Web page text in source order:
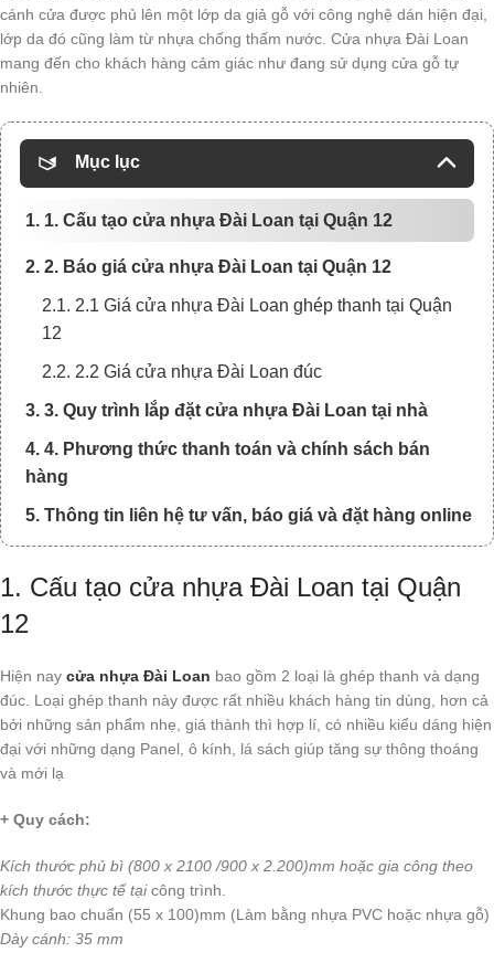
cánh cửa được phủ lên một lớp da giả gỗ với công nghệ dán hiện đại,
lớp da đó cũng làm từ nhựa chống thấm nước. Cửa nhựa Đài Loan
mang đến cho khách hàng cảm giác như đang sử dụng cửa gỗ tự
nhiên.
Mục lục
1. 1. Cấu tạo cửa nhựa Đài Loan tại Quận 12
2. 2. Báo giá cửa nhựa Đài Loan tại Quận 12
2.1. 2.1 Giá cửa nhựa Đài Loan ghép thanh tại Quận
12
2.2. 2.2 Giá cửa nhựa Đài Loan đúc
3. 3. Quy trình lắp đặt cửa nhựa Đài Loan tại nhà
4. 4. Phương thức thanh toán và chính sách bán
hàng
5. Thông tin liên hệ tư vấn, báo giá và đặt hàng online
1. Cấu tạo cửa nhựa Đài Loan tại Quận
12
Hiện nay cửa nhựa Đài Loan bao gồm 2 loại là ghép thanh và dạng
đúc. Loại ghép thanh này được rất nhiều khách hàng tin dùng, hơn cả
bởi những sản phẩm nhẹ, giá thành thì hợp lí, có nhiều kiểu dáng hiện
đại với những dạng Panel, ô kính, lá sách giúp tăng sự thông thoáng
và mới lạ
+ Quy cách:
Kích thước phủ bì (800 x 2100 /900 x 2.200)mm hoặc gia công theo
kích thước thực tế tạicông trình.
Khung bao chuẩn (55 x 100)mm (Làm bằng nhựa PVC hoặc nhựa gỗ)
Dày cánh: 35 mm